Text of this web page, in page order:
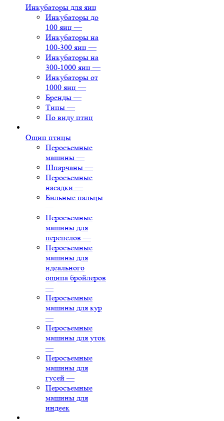
Инкубаторы для яиц
Инкубаторы до
100 яиц —
Инкубаторы на
100-300 яиц —
Инкубаторы на
300-1000 яиц —
Инкубаторы от
1000 яиц —
Бренды —
Типы —
По виду птиц
Ощип птицы
Перосъемные
машины —
Шпарчаны —
Перосъемные
насадки —
Бильные пальцы
—
Перосъемные
машины для
перепелов —
Перосъемные
машины для
идеального
ощипа бройлеров
—
Перосъемные
машины для кур
—
Перосъемные
машины для уток
—
Перосъемные
машины для
гусей —
Перосъемные
машины для
индеек